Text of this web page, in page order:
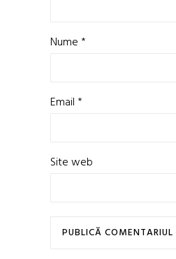
Nume*
Email*
Site web